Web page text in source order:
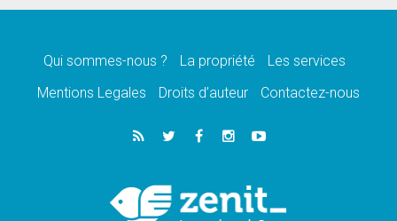
07.08.2026
07.08.2026
de l'Assomption et mémoire nationale
«La paix commence par l'empathie» estime
le cardinal Parolin
En Colombie, «la paix ne s'achète pas avec
une signature»
Qui sommes-nous ? La propriété
Les services
Mentions Legales
Droits d’auteur Contactez-nous